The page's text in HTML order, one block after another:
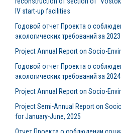
IV start-up facilities
Годовой отчет Проекта о
экологических требований за
Project Annual Report on Socio-
Годовой отчет Проекта о
экологических требований за
Project Annual Report on Socio-
Project Semi-Annual Report on
for January-June, 2025